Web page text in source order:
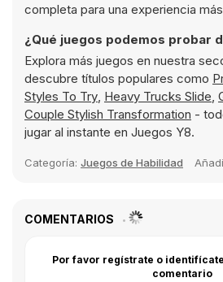
completa para una experiencia
¿Qué juegos podemos probar
Explora más juegos en nuestra
descubre títulos populares como
Styles To Try, Heavy Trucks Slide,
Couple Stylish Transformation -
jugar al instante en Juegos Y8.
Categoría: Juegos de Habilidad
COMENTARIOS
Por favor regístrate o
comentario